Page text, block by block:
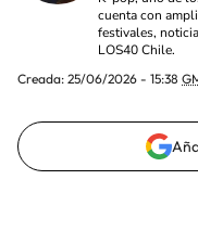
cuenta con
festivales,
LOS40 Chile.
Creada: 25/06/2026 - 15:38